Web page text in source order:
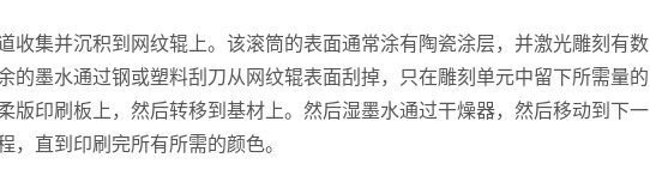
收集并沉积到网纹辊上。该滚筒的表面通常涂有陶瓷涂层，并激光雕刻有数
的墨水通过钢或塑料刮刀从网纹辊表面刮掉，只在雕刻单元中留下所需量的
版印刷板上，然后转移到基材上。然后湿墨水通过干燥器，然后移动到下一
直到印刷完所有所需的颜色。